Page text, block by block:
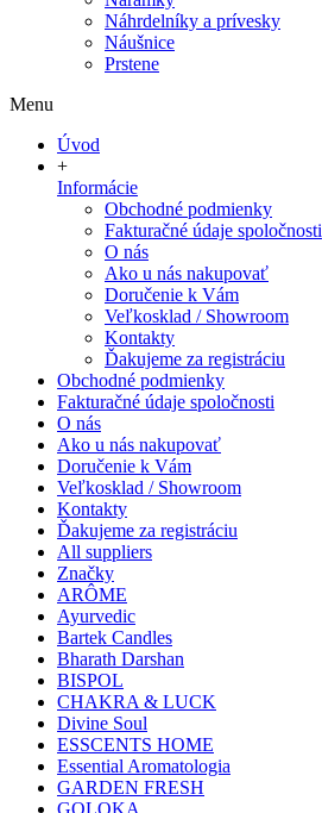
Náhrdelníky a prívesky
Náušnice
Prstene
Menu
Úvod
+
Informácie
Obchodné podmienky
Fakturačné údaje spoločnosti
O nás
Ako u nás nakupovať
Doručenie k Vám
Veľkosklad / Showroom
Kontakty
Ďakujeme za registráciu
Obchodné podmienky
Fakturačné údaje spoločnosti
O nás
Ako u nás nakupovať
Doručenie k Vám
Veľkosklad / Showroom
Kontakty
Ďakujeme za registráciu
All suppliers
Značky
ARÔME
Ayurvedic
Bartek Candles
Bharath Darshan
BISPOL
CHAKRA & LUCK
Divine Soul
ESSCENTS HOME
Essential Aromatologia
GARDEN FRESH
GOLOKA